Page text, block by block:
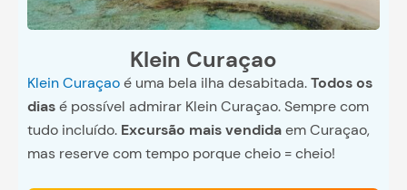
Klein Curaçao
Klein Curaçaoé uma bela ilha desabitada.Todos os
diasé possível admirar Klein Curaçao. Sempre com
tudo incluído. Excursão mais vendidaem Curaçao,
mas reserve com tempo porque cheio = cheio!